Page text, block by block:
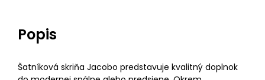
Popis
Šatníková skriňa Jacobo predstavuje kvalitný doplnok